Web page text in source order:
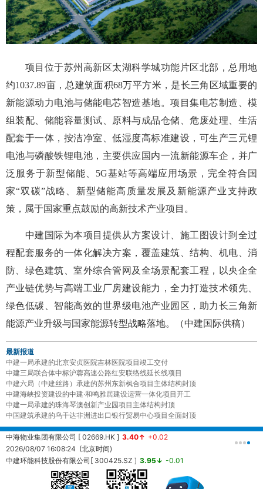
项目位于苏州高新区太湖科学城功能片区北部，总用地
约1037.89亩，总建筑面积68万平方米，是长三角区域重要的
新能源动力电池与储能电芯智造基地。项目集电芯制造、模
组装配、储能容量测试、原料与成品仓储、危废处理、生活
配套于一体，按洁净室、低湿度高标准建设，可生产三元锂
电池与磷酸铁锂电池，主要供应国内一流新能源车企，并广
泛服务于新型储能、5G基站等高端应用场景，完全符合国
家“双碳”战略、新型储能高质量发展及新能源产业支持政
策，属于国家重点鼓励的高新技术产业项目。
中建国际为本项目提供从方案设计、施工图设计到全过
程配套服务的一体化解决方案，覆盖建筑、结构、机电、消
防、绿色建筑、室外综合管网及全场景配套工程，以央企全
产业链优势与高端工业厂房建设能力，全力打造技术领先、
绿色低碳、智能高效的世界级电池产业园区，助力长三角新
能源产业升级与国家能源转型战略落地。（中建国际供稿）
最新报道
中建一局承建的北京安贞医院吉林医院项目竣工交付
中建三局联合体中标沪蓉高速公路红安联络线延长线项目
中建六局（中建丝路）承建的苏州东新枫合项目主体结构封顶
中建海峡投资建设的中建·和鸣雅居建设运营一体化项目开工
中建一局承建的珠海琴澳创新产业园项目主体结构封顶
中国建筑承建的乌干达非洲进出口银行贸易中心项目全面封顶
中海物业集团有限公司 [ 02669.HK ] 3.40↑ +0.02
2026/08/07 16:08:24 (北京时间)
中建环能科技股份有限公司[ 300425.SZ ] 3.95↓ -0.01
20260807161457 (北京时间)